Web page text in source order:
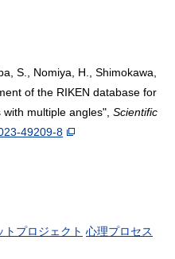
S., Nomiya, H., Shimokawa,
of the RIKEN database for
with multiple angles",Scientific
49209-8
トプロジェクト 心理プロセス